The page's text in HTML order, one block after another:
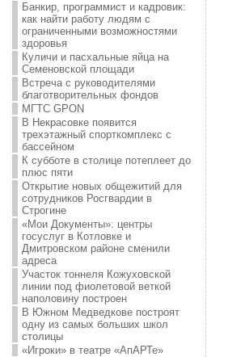
Банкир, программист и кадровик:
как найти работу людям с
ограниченными возможностями
здоровья
Куличи и пасхальные яйца на
Семеновской площади
Встреча с руководителями
благотворительных фондов
МГТС GPON
В Некрасовке появится
трехэтажный спорткомплекс с
бассейном
К субботе в столице потеплеет до
плюс пяти
Открытие новых общежитий для
сотрудников Росгвардии в
Строгине
«Мои Документы»: центры
госуслуг в Котловке и
Дмитровском районе сменили
адреса
Участок тоннеля Кожуховской
линии под фиолетовой веткой
наполовину построен
В Южном Медведкове построят
одну из самых больших школ
столицы
«Игроки» в театре «АпАРТе»